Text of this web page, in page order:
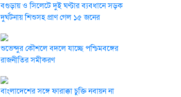
বগুড়ায় ও সিলেটে দুই ঘণ্টার ব্যবধানে সড়ক
দুর্ঘটনায় শিশুসহ প্রাণ গেল ১৫ জনের
শুভেন্দুর কৌশলে বদলে যাচ্ছে পশ্চিমবঙ্গের
রাজনীতির সমীকরণ
বাংলাদেশের সঙ্গে ফারাক্কা চুক্তি নবায়ন না